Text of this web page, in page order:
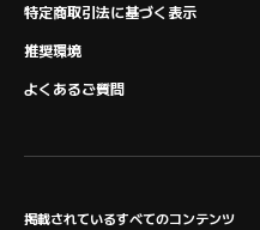
特定商取引法に基づく表示
推奨環境
よくあるご質問
掲載されているすべてのコンテンツ